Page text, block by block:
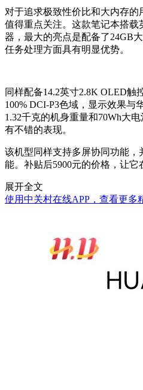
对于追求极致性价比和大内存的
值得重点关注。这款笔记本搭载
器，最大的亮点是配备了24GB
任务处理方面具有明显优势。
同样配备14.2英寸2.8K OLED触
100% DCI-P3色域，显示效果与
1.32千克的机身重量和70Wh大
有不错的表现。
该机型同样支持多屏协同功能
能。补贴后5900元的价格，让它
展开全文
使用中关村在线APP，查看更多